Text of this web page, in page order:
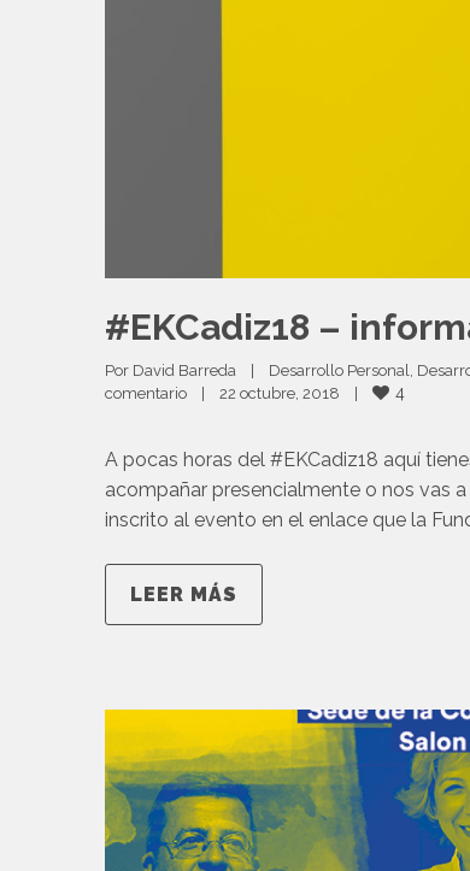
#EKCadiz18 –
Por David Barreda Desarrollo Personal
comentario
22 octubre, 2018 4
A pocas horas del #EKCadiz18 aquí
acompañar presencialmente o nos vas
inscrito al evento en el enlace que la
LEER MÁS